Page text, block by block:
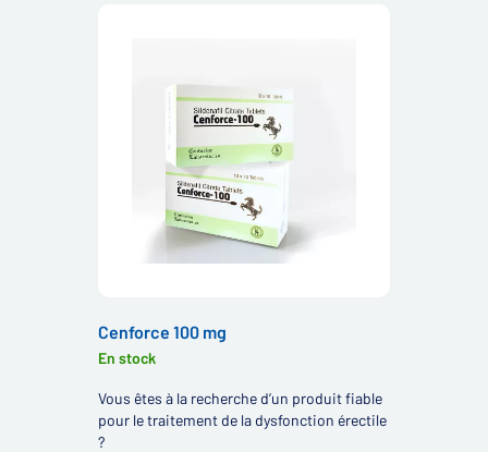
Cenforce 100 mg
En stock
Vous êtes à la recherche d’un produit fiable
pour le traitement de la dysfonction érectile
?